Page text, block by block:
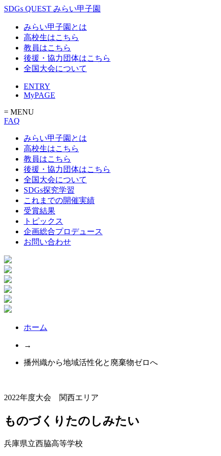
SDGs QUEST みらい甲子園
みらい甲子園とは
高校生はこちら
教員はこちら
後援・協力団体はこちら
全国大会について
ENTRY
MyPAGE
= MENU
FAQ
みらい甲子園とは
高校生はこちら
教員はこちら
後援・協力団体はこちら
全国大会について
SDGs探究学習
これまでの開催実績
受賞結果
トピックス
企画総合プロデュース
お問い合わせ
ホーム
→
播州織から地域活性化と廃棄物ゼロへ
2022年度大会 関西エリア
ものづくりたのしみたい
兵庫県立西脇高等学校